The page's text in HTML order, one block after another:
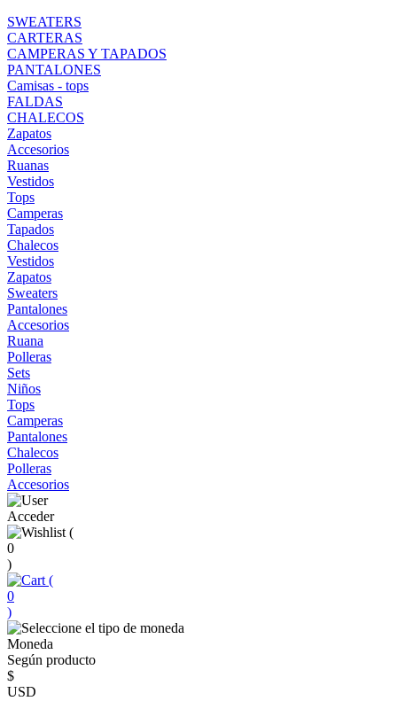
SWEATERS
CARTERAS
CAMPERAS Y TAPADOS
PANTALONES
Camisas - tops
FALDAS
CHALECOS
Zapatos
Accesorios
Ruanas
Vestidos
Tops
Camperas
Tapados
Chalecos
Vestidos
Zapatos
Sweaters
Pantalones
Accesorios
Ruana
Polleras
Sets
Niños
Tops
Camperas
Pantalones
Chalecos
Polleras
Accesorios
Acceder
(
0
)
(
0
)
Moneda
Según producto
$
USD